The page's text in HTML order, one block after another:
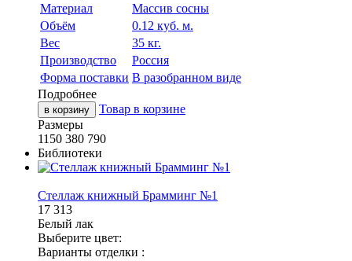
Материал
Массив сосны
Объём
0.12 куб. м.
Вес
35 кг.
Производство
Россия
Форма поставки В разобранном виде
Подробнее
в корзину
Товар в корзине
Размеры
1150 380 790
Библиотеки
Стеллаж книжный Брамминг №1
17 313
Белый лак
Выберите цвет:
Варианты отделки :